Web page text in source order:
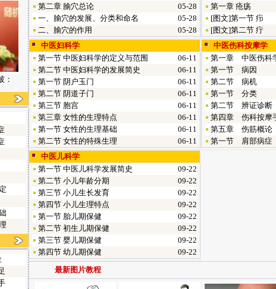
：
第二章 腧穴总论
05-28
一、腧穴的发展、分类和命名
05-28
二、腧穴的作用
05-28
第一章 疮疡
[图文]第一节 疖
[图文]第二节 疔
中医妇科学
第一节 中医妇科学的定义与范围
06-11
第二节 中医妇科学的发展简史
06-11
第一节 阴户玉门
06-11
第二节 阴道子门
06-11
第三节 胞宫
06-11
第三章 女性的生理特点
06-11
第一节 女性的生理基础
06-11
第二节 女性的特殊生理
06-11
中医伤科按摩学
第一章 中医伤科
第一节 病因
第二节 病机
第一节 分类
第二节 辨证诊断
第四章 伤科按摩
第五章 伤筋概论
第一节 肩部病症
中医儿科学
第一节 中医儿科学发展简史
09-22
第二节 小儿年龄分期
09-22
第三节 小儿生长发育
09-22
第四节 小儿生理特点
09-22
第一节 胎儿期保健
09-22
第二节 初生儿期保健
09-22
第三节 婴儿期保健
09-22
第四节 幼儿期保健
09-22
最新图片教程